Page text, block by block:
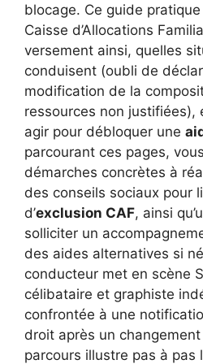
blocage. Ce guide
Caisse d’Allocations
versement ainsi, quelles
conduisent (oubli de
modification de la
ressources non
agir pour débloquer une
parcourant ces pages,
démarches concrètes à
des conseils sociaux pour
d’exclusion CAF, ainsi
solliciter un
des aides alternatives si
conducteur met en scène
célibataire et graphiste
confrontée à une
droit après un
parcours illustre pas à pas